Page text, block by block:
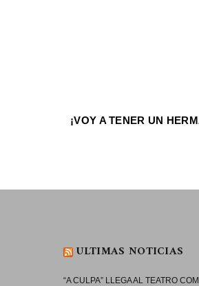
¡VOY A TENER UN
ULTIMAS NOTICIAS
“A CULPA” LLEGA AL TEATRO